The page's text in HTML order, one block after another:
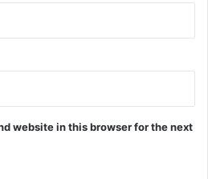
website in this browser for the next